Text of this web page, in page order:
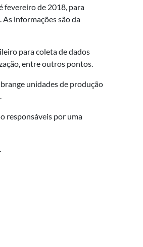
fevereiro de 2018, para
informações são da
para coleta de dados
entre outros pontos.
unidades de produção
responsáveis por uma